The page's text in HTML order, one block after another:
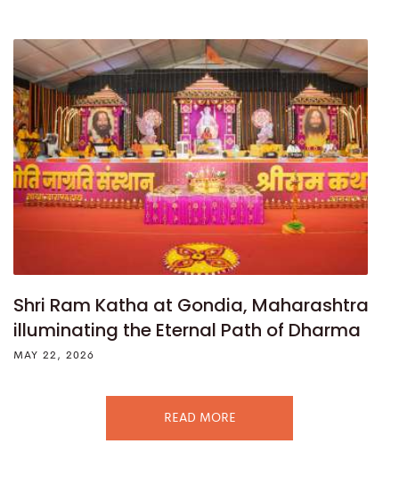
Shri Ram Katha at Gondia, Maharashtra
illuminating the Eternal Path of Dharma
MAY 22, 2026
READ MORE